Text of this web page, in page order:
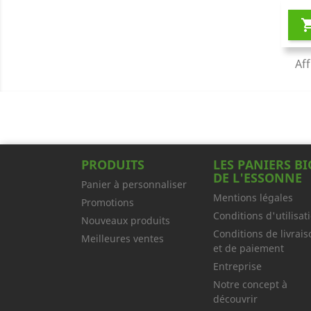
PRODUITS
Panier à personnaliser
Promotions
Nouveaux produits
Meilleures ventes
LES PANIERS
DE L'ESSONNE
Mentions légales
Conditions
Conditions de
et de paiement
Entreprise
Notre concept à
découvrir